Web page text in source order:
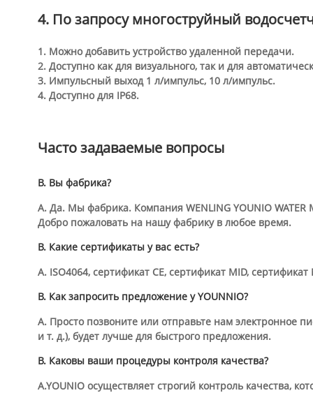
4. По запросу многоструйный
1. Можно добавить устройство удаленной передачи.
2. Доступно как для визуального, так и для
3. Импульсный выход 1 л/импульс, 10 л/импульс.
4. Доступно для IP68.
Часто задаваемые вопросы
В. Вы фабрика?
А. Да. Мы фабрика. Компания WENLING YOUNIO WATER
Добро пожаловать на нашу фабрику в любое время.
В. Какие сертификаты у вас есть?
А. ISO4064, сертификат CE, сертификат MID, сертификат
В. Как запросить предложение у YOUNNIO?
А. Просто позвоните или отправьте нам электронное
и т. д.), будет лучше для быстрого предложения.
В. Каковы ваши процедуры контроля качества?
A.YOUNIO осуществляет строгий контроль качества,